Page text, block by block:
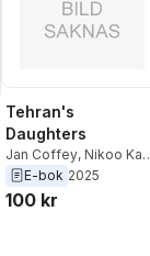
Tehran's
Daughters
Jan Coffey, Nikoo Kafi
May McGoldrick
E-bok 2025
100 kr